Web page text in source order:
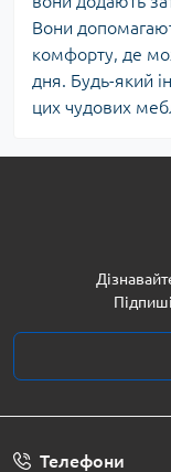
Вони
комфорту, де
дня. Будь-який
цих чудових
Телефони